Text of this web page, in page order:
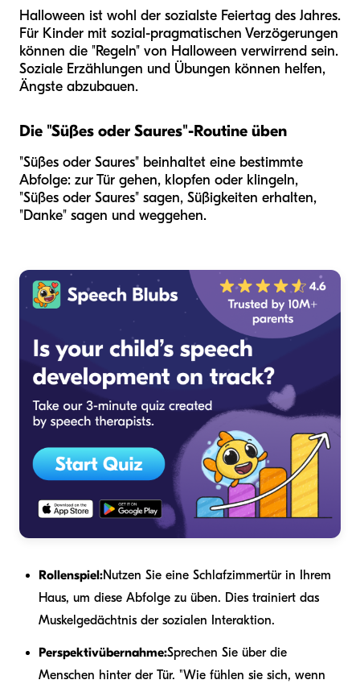
Halloween ist wohl der sozialste Feiertag des Jahres.
Für Kinder mit sozial-pragmatischen Verzögerungen
können die "Regeln" von Halloween verwirrend sein.
Soziale Erzählungen und Übungen können helfen,
Ängste abzubauen.
Die "Süßes oder Saures"-Routine üben
"Süßes oder Saures" beinhaltet eine bestimmte
Abfolge: zur Tür gehen, klopfen oder klingeln,
"Süßes oder Saures" sagen, Süßigkeiten erhalten,
"Danke" sagen und weggehen.
Rollenspiel:Nutzen Sie eine Schlafzimmertür in Ihrem
Haus, um diese Abfolge zu üben. Dies trainiert das
Muskelgedächtnis der sozialen Interaktion.
Perspektivübernahme:Sprechen Sie über die
Menschen hinter der Tür. "Wie fühlen sie sich, wenn